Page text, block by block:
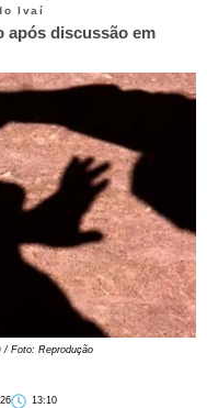
Ivaí
após discussão em
/ Foto: Reprodução
13:10